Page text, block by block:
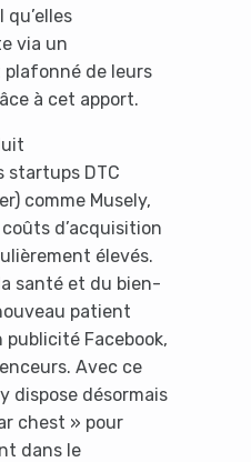
via un
de leurs
à cet apport.
startups DTC
comme Musely,
d’acquisition
élevés.
santé et du bien-
patient
Facebook,
Avec ce
dispose désormais
chest » pour
dans le